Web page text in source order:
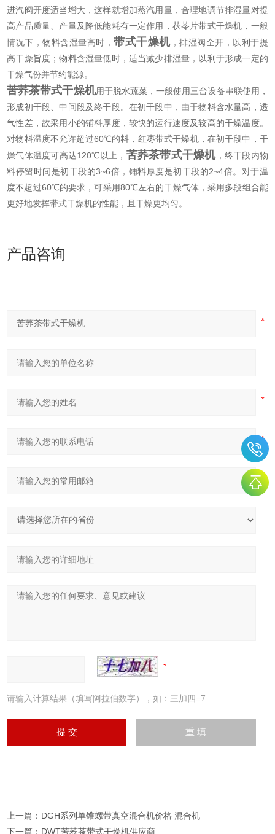
进汽阀开度适当增大，这样就增加蒸汽用量，合理地调节排湿量对提
高产品质量、产量及降低能耗有一定作用，茯苓片带式干燥机，一般
情况下，物料含湿量高时，带式干燥机，排湿阀全开，以利于提
高干燥旨度；物料含湿量低时，适当减少排湿量，以利于形成一定的
干燥气份并节约能源。
苦荞茶带式干燥机用于脱水蔬菜，一般使用三台设备串联使用，
形成初干段、中间段及终干段。在初干段中，由于物料含水量高，透
气性差，故采用小的铺料厚度，较快的运行速度及较高的干燥温度。
对物料温度不允许超过60℃的料，红枣带式干燥机，在初干段中，干
燥气体温度可高达120℃以上， 苦荞茶带式干燥机，终干段内物
料停留时间是初干段的3~6倍，铺料厚度是初干段的2~4倍。对于温
度不超过60℃的要求，可采用80℃左右的干燥气体，采用多段组合能
更好地发挥带式干燥机的性能，且干燥更均匀。
产品咨询
请输入计算结果（填写阿拉伯数字），如：三加四=7
上一篇： DGH系列单锥螺带真空混合机价格 混合机
下一篇： DWT苦荞茶带式干燥机供应商